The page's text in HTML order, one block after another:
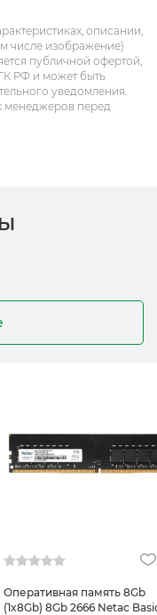
описании,
числе изображение)
публичной офертой,
РФ и может быть
уведомления.
менеджеров перед
Оперативная память 8Gb
(1x8Gb) 8Gb 2666 Netac